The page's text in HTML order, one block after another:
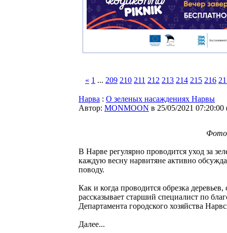
« 1 ... 209 210 211 212 213 214 215 216
Нарва : О зеленых насаждениях Нарвы
Автор: MONMOON в 25/05/2021 07:20:00
Фото:
В Нарве регулярно проводится уход за
каждую весну нарвитяне активно
поводу.
Как и когда проводится обрезка
рассказывает старший специалист по
Департамента городского хозяйства
Далее...